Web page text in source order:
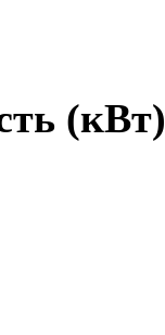
(кВт)